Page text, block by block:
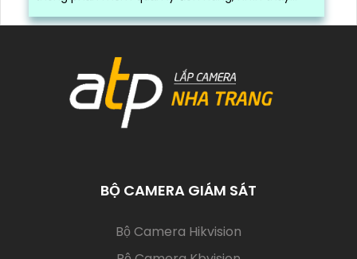
là quy trình đóng gói cũng được ghi lại một cách
BỘ CAMERA GIÁM SÁT
Bộ Camera Hikvision